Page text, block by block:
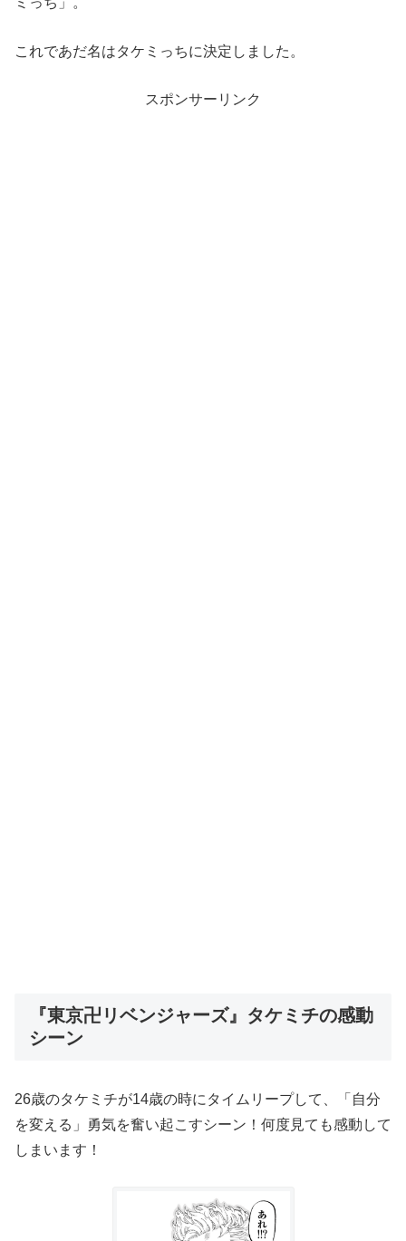
これであだ名はタケミっちに決定しました。
スポンサーリンク
『東京卍リベンジャーズ』タケミチの感動
シーン
26歳のタケミチが14歳の時にタイムリープして、「自分
を変える」勇気を奮い起こすシーン！何度見ても感動して
しまいます！